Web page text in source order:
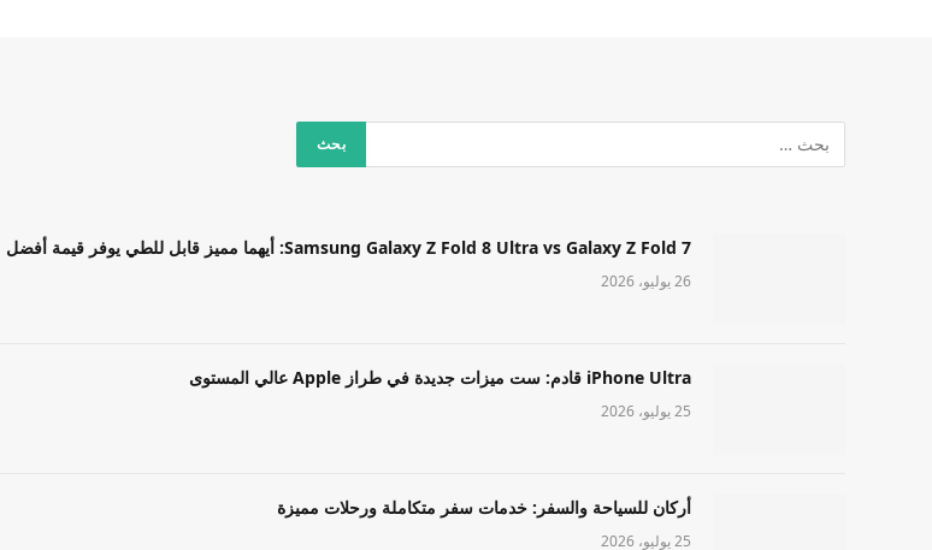
Samsung Galaxy Z Fold 8 Ultra vs Galaxy Z Fold 7: أيهما مميز قابل للطي يوفر قيمة أفضل
26 يوليو، 2026
iPhone Ultra قادم: ست ميزات جديدة في طراز Apple عالي المستوى
25 يوليو، 2026
أركان للسياحة والسفر: خدمات سفر متكاملة ورحلات مميزة
25 يوليو، 2026